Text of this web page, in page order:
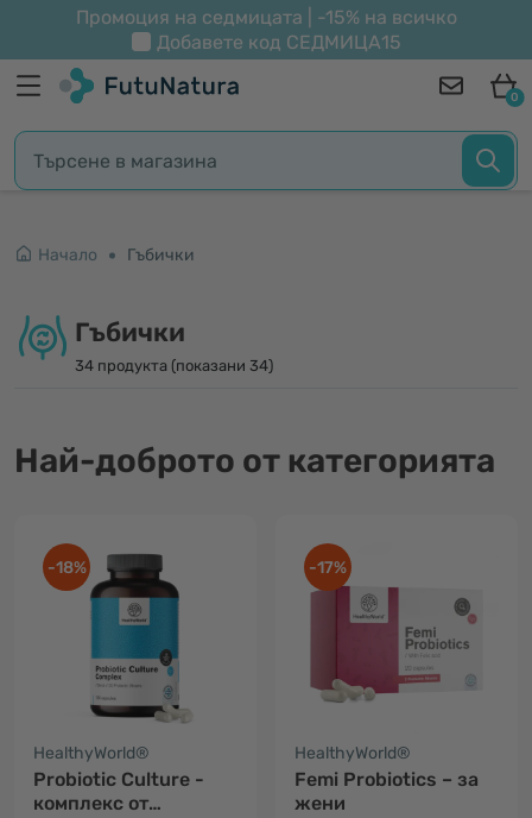
Промоция на седмицата | -15% на всичко
Добавете код СЕДМИЦА15
0
Начало Гъбички
Гъбички
34 продукта (показани 34)
Най-доброто от категорията
-18%
HealthyWorld®
Probiotic Culture -
комплекс от
-17%
HealthyWorld®
Femi Probiotics – за
жени